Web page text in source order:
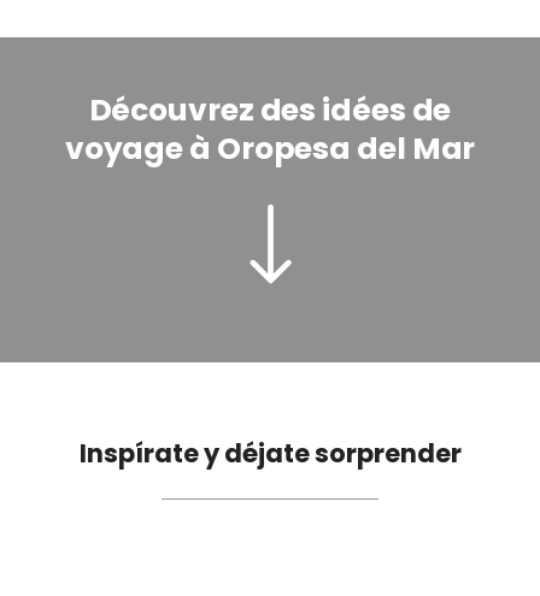
Découvrez des idées de
voyage à Oropesa del Mar
Inspírate y déjate sorprender